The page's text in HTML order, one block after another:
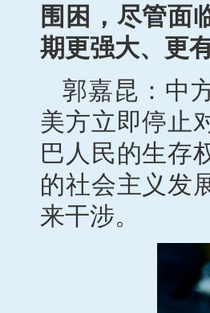
围困，尽管面
期更强大、更
郭嘉昆：中
美方立即停止
巴人民的生存
的社会主义发
来干涉。